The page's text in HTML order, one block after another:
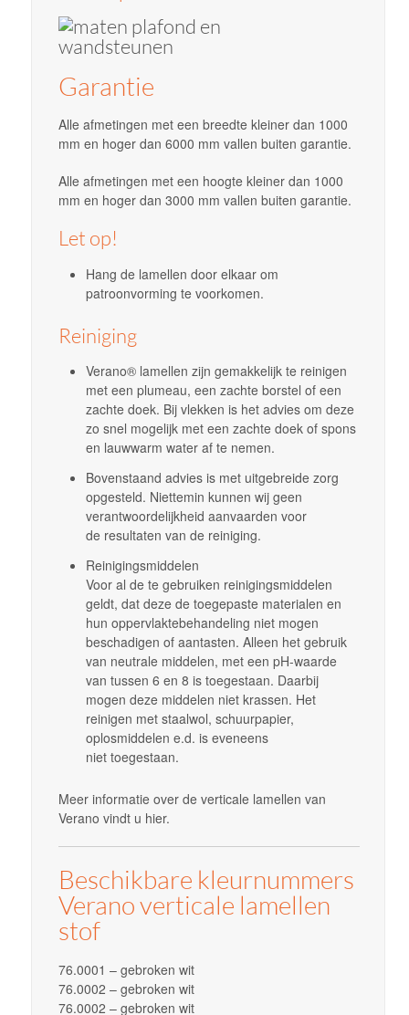
Garantie
Alle afmetingen met een breedte kleiner dan 1000
mm en hoger dan 6000 mm vallen buiten garantie.
Alle afmetingen met een hoogte kleiner dan 1000
mm en hoger dan 3000 mm vallen buiten garantie.
Let op!
Hang de lamellen door elkaar om
patroonvorming te voorkomen.
Reiniging
Verano® lamellen zijn gemakkelijk te reinigen
met een plumeau, een zachte borstel of een
zachte doek. Bij vlekken is het advies om deze
zo snel mogelijk met een zachte doek of spons
en lauwwarm water af te nemen.
Bovenstaand advies is met uitgebreide zorg
opgesteld. Niettemin kunnen wij geen
verantwoordelijkheid aanvaarden voor
de resultaten van de reiniging.
Reinigingsmiddelen
Voor al de te gebruiken reinigingsmiddelen
geldt, dat deze de toegepaste materialen en
hun oppervlaktebehandeling niet mogen
beschadigen of aantasten. Alleen het gebruik
van neutrale middelen, met een pH-waarde
van tussen 6 en 8 is toegestaan. Daarbij
mogen deze middelen niet krassen. Het
reinigen met staalwol, schuurpapier,
oplosmiddelen e.d. is eveneens
niet toegestaan.
Meer informatie over de verticale lamellen van
Verano vindt u hier.
Beschikbare kleurnummers
Verano verticale lamellen
stof
76.0001 – gebroken wit
76.0002 – gebroken wit
76.0002 – gebroken wit